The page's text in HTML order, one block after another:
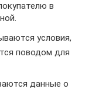
в
условия,
поводом для
данные о